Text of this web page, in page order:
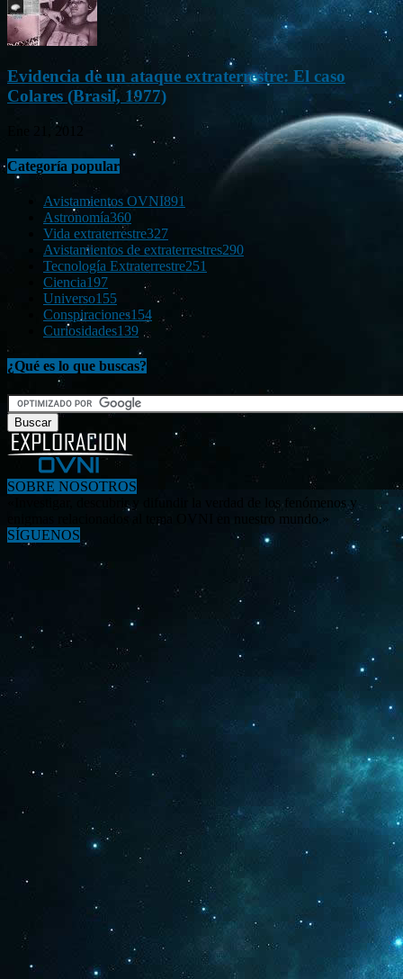
Evidencia de un ataque extraterrestre: El caso
Colares (Brasil, 1977)
Ene 21, 2012
Categoría popular
Avistamientos OVNI891
Astronomía360
Vida extraterrestre327
Avistamientos de extraterrestres290
Tecnología Extraterrestre251
Ciencia197
Universo155
Conspiraciones154
Curiosidades139
¿Qué es lo que buscas?
SOBRE NOSOTROS
«Investigar, descubrir y difundir la verdad de los fenómenos y
enigmas relacionados al tema OVNI en nuestro mundo.»
SÍGUENOS